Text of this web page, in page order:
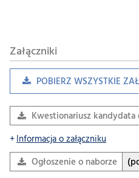
Załączniki
POBIERZ WSZYSTKIE
Kwestionariusz kandydata
Informacja o załączniku
Ogłoszenie o naborze